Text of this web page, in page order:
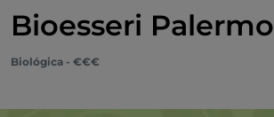
Bioesseri Palermo
Biológica - €€€